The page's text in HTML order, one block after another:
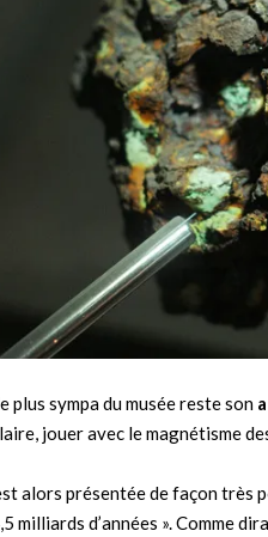
plus sympa du musée reste son
jouer avec le magnétisme
alors présentée de façon très
milliards d’années ». Comme